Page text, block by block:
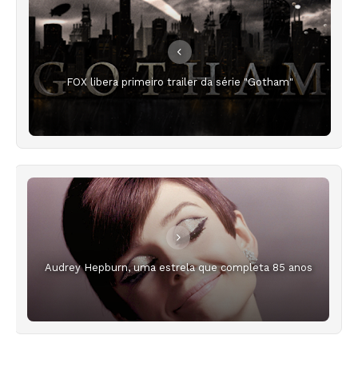
FOX libera primeiro trailer da série "Gotham"
Audrey Hepburn, uma estrela que completa 85 anos